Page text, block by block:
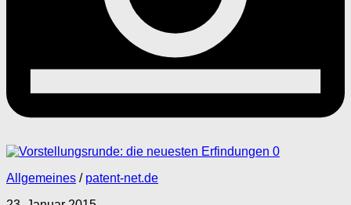
0
Allgemeines / patent-net.de